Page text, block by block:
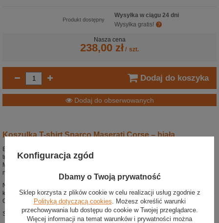
Produkt dostępny
Wysyłka w ciągu 24 dni
Wysyłka gratis!
Nasza cena
238,00 zł / szt.
Dodaj do koszyka
Dodaj do obserwowanych
Koszulka T-shirt Sparco Maserati Corse – biała
Biała koszulka z krótkim rękawem. Logo Maserati Corse z trójzębem i paskiem
trójkolorowym centralnie na piersi, nadruk Sparco na lewym rękawie, logo
Maserati Corse na prawym rękawie — wszystkie nadruki czarne. Niebieska
naszywka Sparco na prawym rękawie. Okrągły kołnierz.
Na plecach duże logo Maserati Corse centralnie, logotyp Sparco przy górnej
krawędzi, logo Maserati i nadruk Sparco na rękawach od tyłu. Naszywka Sparco
Original Clothing przy dole. Made in Italy.
Skład: 95% bawełna, 5% elastan.
Konfiguracja zgód
Dbamy o Twoją prywatność
Sklep korzysta z plików cookie w celu realizacji usług zgodnie z
Polityką dotyczącą cookies . Możesz określić warunki
przechowywania lub dostępu do cookie w Twojej przeglądarce.
Więcej informacji na temat warunków i prywatności można